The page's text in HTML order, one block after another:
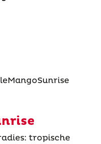
tropische